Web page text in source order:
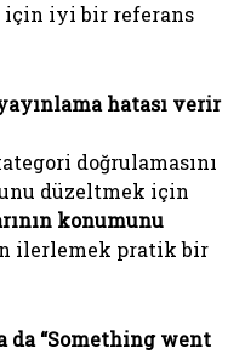
için iyi bir referans
hatası verir
doğrulamasını
düzeltmek için
konumunu
ilerlemek pratik bir
“Something went